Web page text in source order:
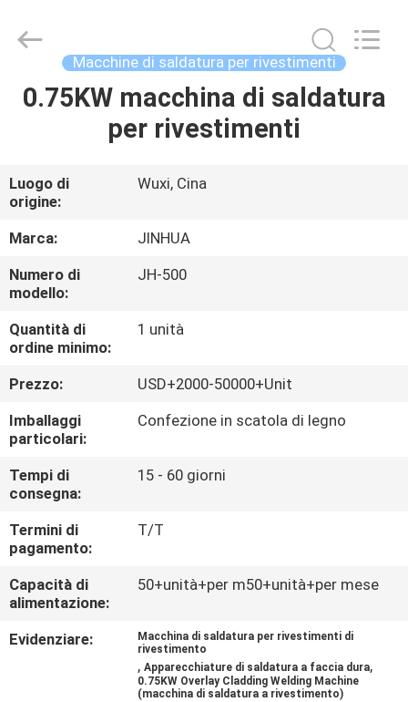
CASA
CIRCA
NOI
GIRO
DELLA
CONTROLLO
DI
QUALITÀ
CONTATTICI
RICHIEDA
UNA
claddingweldingmachine.com.
Reserved.
Developed
Macchine di saldatura per rivestimenti
0.75KW macchina di saldatura
per rivestimenti
Luogo di
origine:
Wuxi, Cina
Marca:
JINHUA
Numero di
modello:
JH-500
Quantità di
ordine minimo:
1 unità
Prezzo:
USD+2000-50000+Unit
Imballaggi
particolari:
Confezione in scatola di legno
Tempi di
consegna:
15 - 60 giorni
Termini di
pagamento:
T/T
Capacità di
alimentazione:
50+unità+per m50+unità+per mese
Evidenziare:
Macchina di saldatura per rivestimenti di
rivestimento
,Apparecchiature di saldatura a faccia dura,
0.75KW Overlay Cladding Welding Machine
(macchina di saldatura a rivestimento)